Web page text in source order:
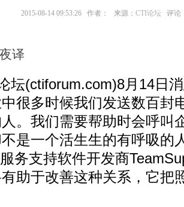
2015-08-14 09:53:26 作者： 来源： CTI论坛 评论
译
(ctiforum.com)8月14日消
很多时候我们发送数百封
。我们需要帮助时会呼叫
是一个活生生的有呼吸的
务支持软件开发商
助于改善这种关系，它把